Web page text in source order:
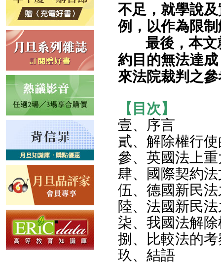
不足，就學說
例，以作為限
最後，本
約目的無法達
來法院裁判之
【目次】
壹、序言
貳、解除權行
參、英國法上
肆、國際契約
伍、德國新民
陸、法國新民
柒、我國法解
捌、比較法的
玖、結語